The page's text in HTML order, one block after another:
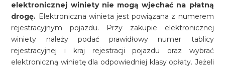
elektronicznej winiety nie mogą wjechać na płatną
drogę. Elektroniczna winieta jest powiązana z numerem
rejestracyjnym pojazdu. Przy zakupie elektronicznej
winiety należy podać prawidłowy numer tablicy
rejestracyjnej i kraj rejestracji pojazdu oraz wybrać
elektroniczną winietę dla odpowiedniej klasy opłaty. Jeżeli